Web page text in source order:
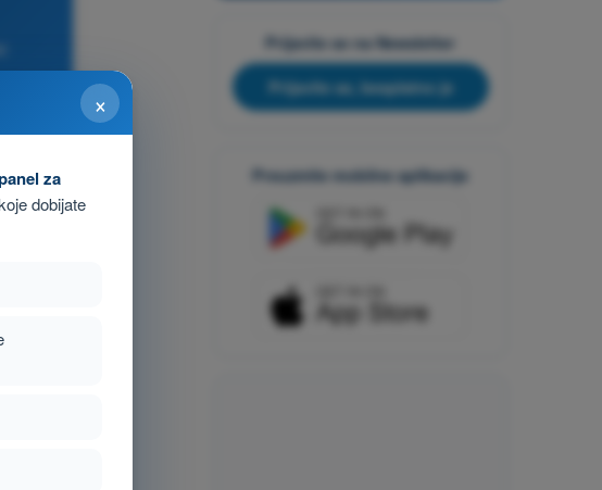
Prijavite se na Newsletter
Prijavite se, besplatno je
Preuzmite mobilne aplikacije
×
za
dobijate